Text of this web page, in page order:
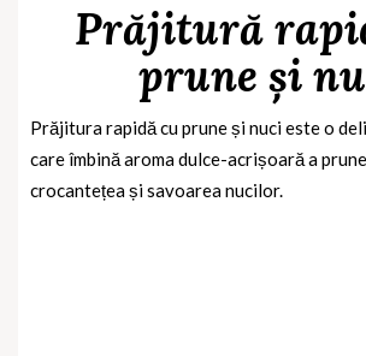
Prăjitură
prune și
Prăjitura rapidă cu prune și nuci este o
care îmbină aroma dulce-acrișoară a
crocantețea și savoarea nucilor.